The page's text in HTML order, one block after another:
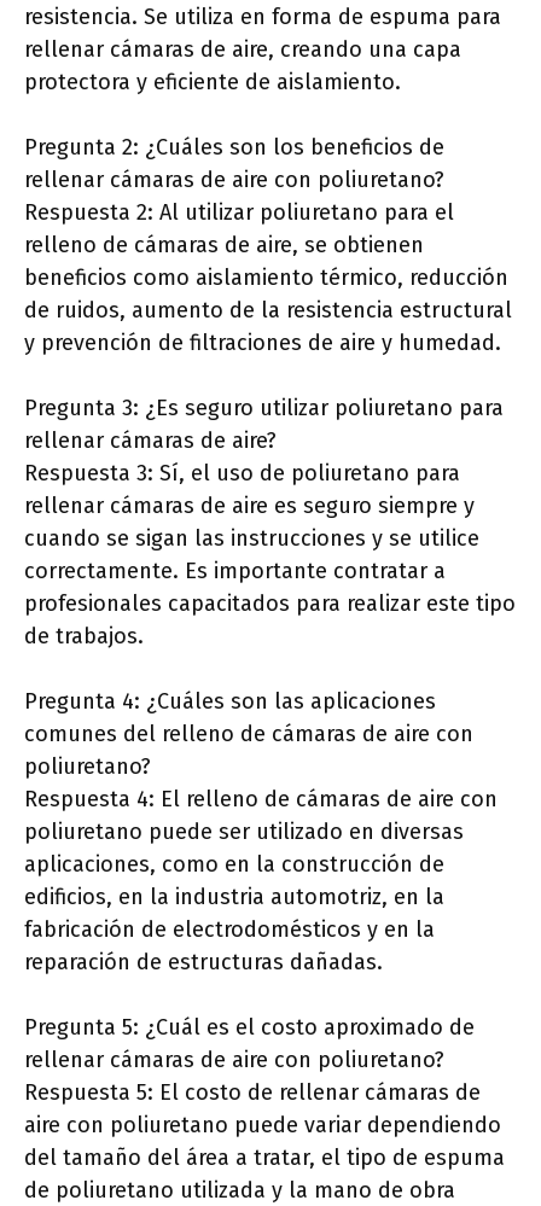
resistencia. Se utiliza en forma de espuma para
rellenar cámaras de aire, creando una capa
protectora y eficiente de aislamiento.
Pregunta 2: ¿Cuáles son los beneficios de
rellenar cámaras de aire con poliuretano?
Respuesta 2: Al utilizar poliuretano para el
relleno de cámaras de aire, se obtienen
beneficios como aislamiento térmico, reducción
de ruidos, aumento de la resistencia estructural
y prevención de filtraciones de aire y humedad.
Pregunta 3: ¿Es seguro utilizar poliuretano para
rellenar cámaras de aire?
Respuesta 3: Sí, el uso de poliuretano para
rellenar cámaras de aire es seguro siempre y
cuando se sigan las instrucciones y se utilice
correctamente. Es importante contratar a
profesionales capacitados para realizar este tipo
de trabajos.
Pregunta 4: ¿Cuáles son las aplicaciones
comunes del relleno de cámaras de aire con
poliuretano?
Respuesta 4: El relleno de cámaras de aire con
poliuretano puede ser utilizado en diversas
aplicaciones, como en la construcción de
edificios, en la industria automotriz, en la
fabricación de electrodomésticos y en la
reparación de estructuras dañadas.
Pregunta 5: ¿Cuál es el costo aproximado de
rellenar cámaras de aire con poliuretano?
Respuesta 5: El costo de rellenar cámaras de
aire con poliuretano puede variar dependiendo
del tamaño del área a tratar, el tipo de espuma
de poliuretano utilizada y la mano de obra